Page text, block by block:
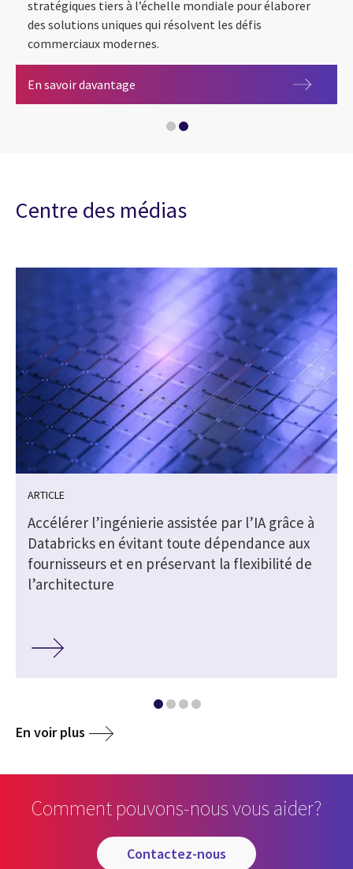
Modernisation des ordinateurs centraux
stratégiques tiers à l’échelle mondiale pour élaborer
des solutions uniques qui résolvent les défis
commerciaux modernes.
En savoir davantage
Centre des médias
ARTICLE
Accélérer l’ingénierie assistée par l’IA grâce à
Databricks en évitant toute dépendance aux
fournisseurs et en préservant la flexibilité de
l’architecture
En voir plus
Comment pouvons-nous vous aider?
contactez-nous